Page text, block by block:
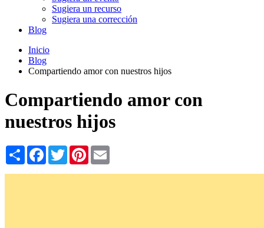
Sugiera un recurso
Sugiera una corrección
Blog
Inicio
Blog
Compartiendo amor con nuestros hijos
Compartiendo amor con
nuestros hijos
Share Facebook
TwitterPinterest